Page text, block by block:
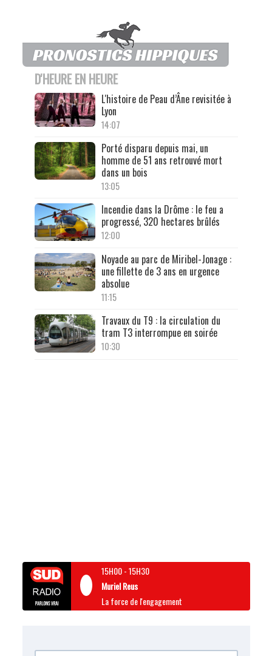
D'HEURE EN HEURE
L'histoire de Peau d’Âne revisitée à
Lyon
14:07
Porté disparu depuis mai, un
homme de 51 ans retrouvé mort
dans un bois
13:05
Incendie dans la Drôme : le feu a
progressé, 320 hectares brûlés
12:00
Noyade au parc de Miribel-Jonage :
une fillette de 3 ans en urgence
absolue
11:15
Travaux du T9 : la circulation du
tram T3 interrompue en soirée
10:30
15H00-15H30
Muriel Reus
La force de l'engagement